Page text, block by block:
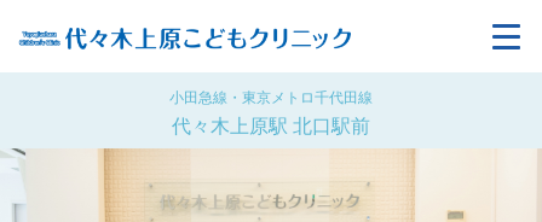
小田急線・東京メトロ千代田線
代々木上原駅 北口駅前